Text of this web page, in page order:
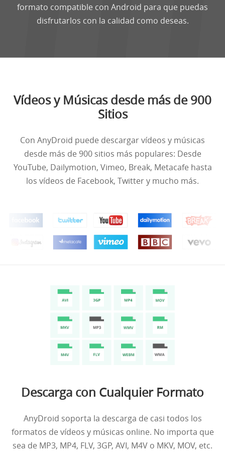
formato compatible con Android para que puedas
disfrutarlos con la calidad como deseas.
Vídeos y Músicas desde más de 900
Sitios
Con AnyDroid puede descargar vídeos y músicas
desde más de 900 sitios más populares: Desde
YouTube, Dailymotion, Vimeo, Break, Metacafe hasta
los vídeos de Facebook, Twitter y mucho más.
Descarga con Cualquier Formato
AnyDroid soporta la descarga de casi todos los
formatos de vídeos y músicas online. No importa que
sea de MP3, MP4, FLV, 3GP, AVI, M4V o MKV, MOV, etc.